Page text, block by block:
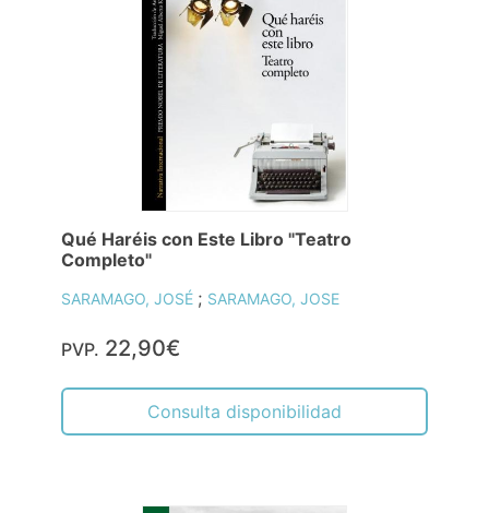
Qué Haréis con Este Libro "Teatro
Completo"
SARAMAGO, JOSÉ ; SARAMAGO, JOSE
PVP. 22,90€
Consulta disponibilidad